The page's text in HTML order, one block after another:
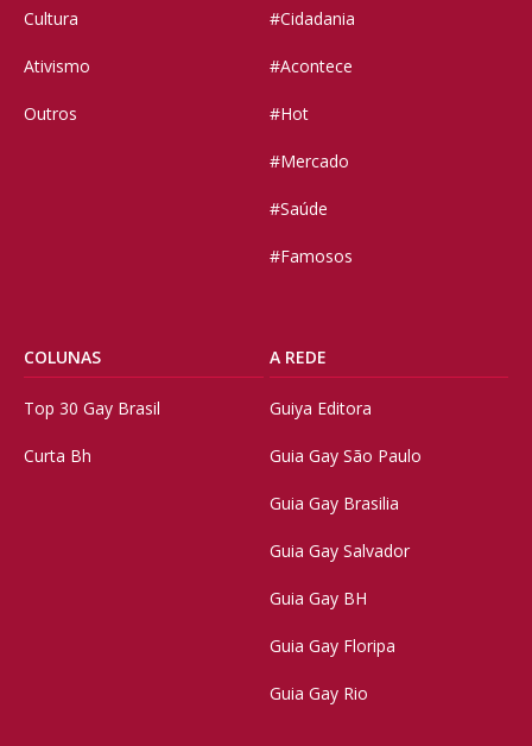
Cultura
Ativismo
Outros
#Cidadania
#Acontece
#Hot
#Mercado
#Saúde
#Famosos
COLUNAS
Top 30 Gay Brasil
Curta Bh
A REDE
Guiya Editora
Guia Gay São Paulo
Guia Gay Brasilia
Guia Gay Salvador
Guia Gay BH
Guia Gay Floripa
Guia Gay Rio